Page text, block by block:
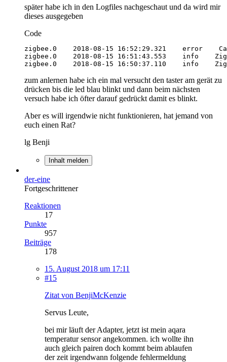
später habe ich in den Logfiles nachgeschaut und da wird mir
dieses ausgegeben
Code
zigbee.0    2018-08-15 16:50:37.110    info
zum anlernen habe ich ein mal versucht den taster am gerät zu
drücken bis die led blau blinkt und dann beim nächsten
versuch habe ich öfter darauf gedrückt damit es blinkt.
Aber es will irgendwie nicht funktionieren, hat jemand von
euch einen Rat?
lg Benji
Inhalt melden
der-eine
Fortgeschrittener
Reaktionen
17
Punkte
957
Beiträge
178
15. August 2018 um 17:11
#15
Zitat von BenjiMcKenzie
Servus Leute,
bei mir läuft der Adapter, jetzt ist mein aqara
temperatur sensor angekommen. ich wollte ihn
auch gleich pairen doch kommt beim ablaufen
der zeit irgendwann folgende fehlermeldung